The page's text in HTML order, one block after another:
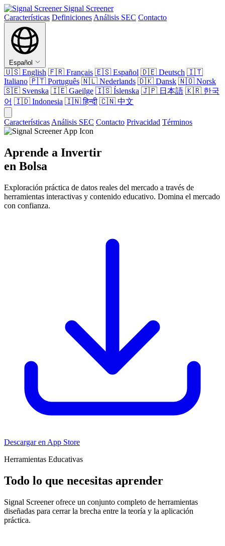
Signal Screener
Características Definiciones Análisis SEC Contacto
Español
🇺🇸 English 🇫🇷 Français 🇪🇸 Español 🇩🇪 Deutsch 🇮🇹
Italiano 🇵🇹 Português 🇳🇱 Nederlands 🇩🇰 Dansk 🇳🇴 Norsk
🇸🇪 Svenska 🇮🇪 Gaeilge 🇮🇸 Íslenska 🇯🇵 日本語 🇰🇷 한국
어 🇮🇩 Indonesia 🇮🇳हिन्दी 🇨🇳 中文
Características Análisis SEC Contacto Privacidad Términos
Aprende a Invertir
en Bolsa
Exploración práctica de datos reales del mercado a través de
herramientas interactivas y contenido educativo. Domina el mercado
con confianza.
Descargar en App Store
Herramientas Educativas
Todo lo que necesitas aprender
Signal Screener ofrece un conjunto completo de herramientas
diseñadas para cerrar la brecha entre la teoría y la aplicación
práctica.